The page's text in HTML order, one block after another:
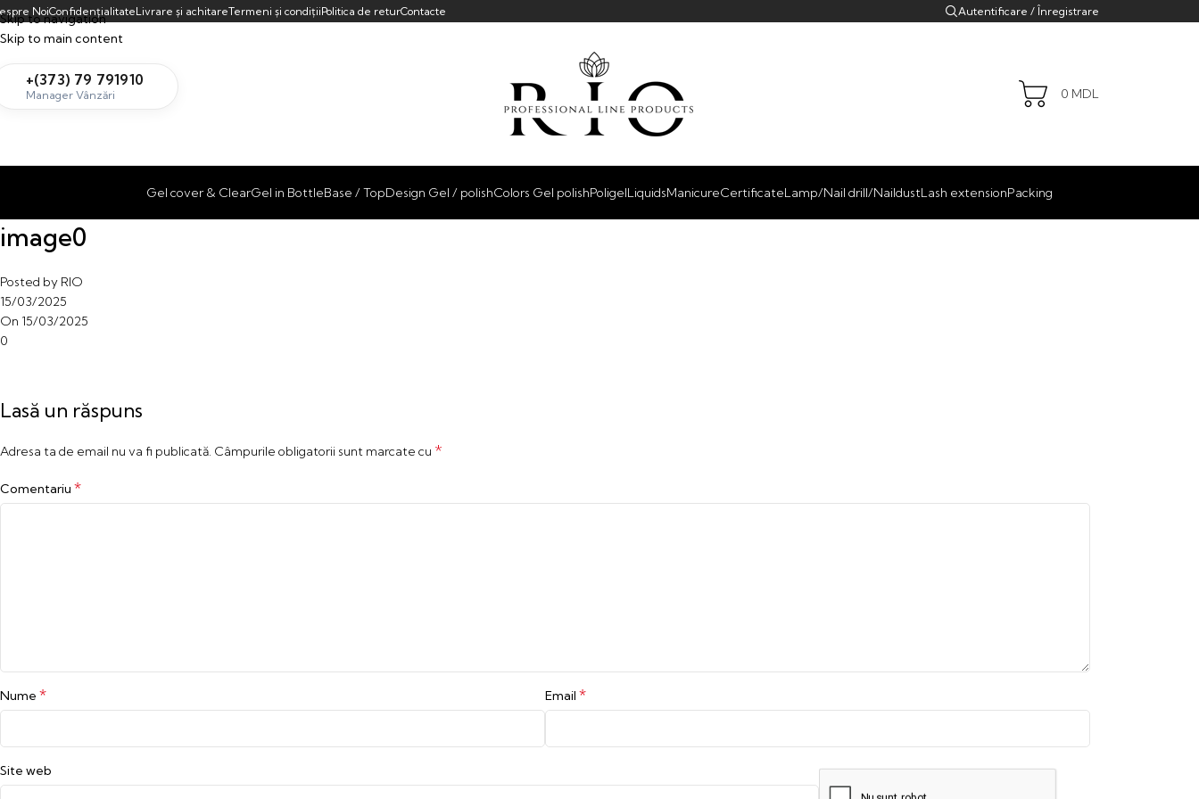
Skip to navigation
Skip to main content
NoiConfidențialitateLivrare și achitareTermeni și condițiiPolitica de returContacte Autentificare / Înregistrare
+(373) 79 791910
Manager Vânzări 0 MDL
Gel cover & ClearGel in BottleBase / TopDesign Gel / polishColors Gel polishPoligelLiquidsManicureCertificateLamp/Nail drill/NaildustLash extensionPacking
image0
Posted by RIO
15/03/2025
On 15/03/2025
0
Lasă un răspuns
Adresa ta de email nu va fi publicată. Câmpurile obligatorii sunt marcate cu *
Comentariu *
Nume * Email *
Site web